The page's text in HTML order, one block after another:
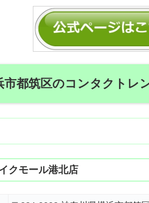
市都筑区のコンタクトレ
クモール港北店